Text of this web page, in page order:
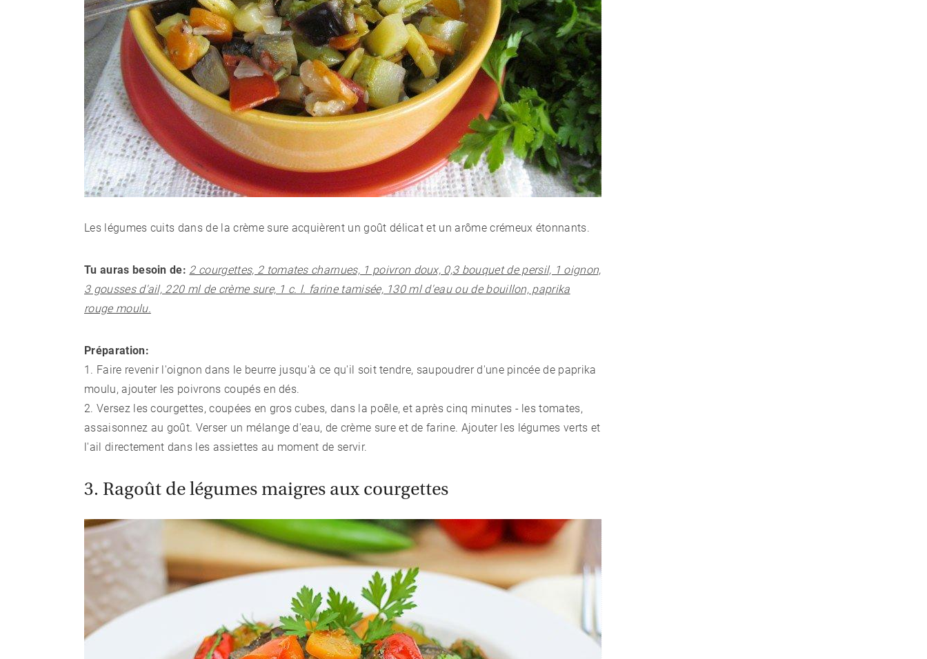
Les légumes cuits dans de la crème sure acquièrent un goût délicat et un arôme crémeux étonnants.
Tu auras besoin de: 2 courgettes, 2 tomates charnues, 1 poivron doux, 0,3 bouquet de persil, 1 oignon,
3 gousses d'ail, 220 ml de crème sure, 1 c. l. farine tamisée, 130 ml d'eau ou de bouillon, paprika
rouge moulu.
Préparation:
1. Faire revenir l'oignon dans le beurre jusqu'à ce qu'il soit tendre, saupoudrer d'une pincée de paprika
moulu, ajouter les poivrons coupés en dés.
2. Versez les courgettes, coupées en gros cubes, dans la poêle, et après cinq minutes - les tomates,
assaisonnez au goût. Verser un mélange d'eau, de crème sure et de farine. Ajouter les légumes verts et
l'ail directement dans les assiettes au moment de servir.
3. Ragoût de légumes maigres aux courgettes